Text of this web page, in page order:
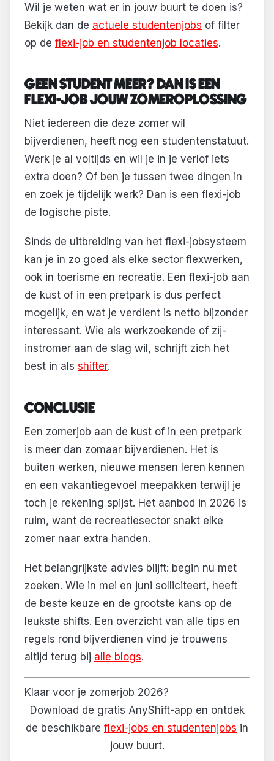
Wil je weten wat er in jouw buurt te doen is?
Bekijk dan de actuele studentenjobs of filter
op de flexi-job en studentenjob locaties.
GEEN STUDENT MEER? DAN IS EEN
FLEXI-JOB JOUW ZOMEROPLOSSING
Niet iedereen die deze zomer wil
bijverdienen, heeft nog een studentenstatuut.
Werk je al voltijds en wil je in je verlof iets
extra doen? Of ben je tussen twee dingen in
en zoek je tijdelijk werk? Dan is een flexi-job
de logische piste.
Sinds de uitbreiding van het flexi-jobsysteem
kan je in zo goed als elke sector flexwerken,
ook in toerisme en recreatie. Een flexi-job aan
de kust of in een pretpark is dus perfect
mogelijk, en wat je verdient is netto bijzonder
interessant. Wie als werkzoekende of zij-
instromer aan de slag wil, schrijft zich het
best in als shifter.
CONCLUSIE
Een zomerjob aan de kust of in een pretpark
is meer dan zomaar bijverdienen. Het is
buiten werken, nieuwe mensen leren kennen
en een vakantiegevoel meepakken terwijl je
toch je rekening spijst. Het aanbod in 2026 is
ruim, want de recreatiesector snakt elke
zomer naar extra handen.
Het belangrijkste advies blijft: begin nu met
zoeken. Wie in mei en juni solliciteert, heeft
de beste keuze en de grootste kans op de
leukste shifts. Een overzicht van alle tips en
regels rond bijverdienen vind je trouwens
altijd terug bij alle blogs.
Klaar voor je zomerjob 2026?
Download de gratis AnyShift-app en ontdek
de beschikbare flexi-jobs en studentenjobs in
jouw buurt.